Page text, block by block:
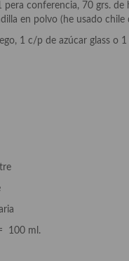
pera conferencia, 70 grs.
en polvo (he usado
1 c/p de azúcar glass o
100 ml.